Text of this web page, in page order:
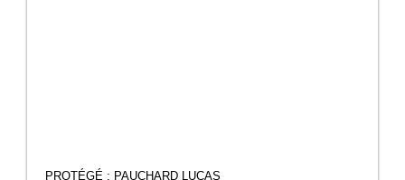
PROTÉGÉ : PAUCHARD LUCAS